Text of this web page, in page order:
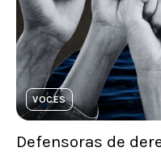
VOCES
Defensoras de